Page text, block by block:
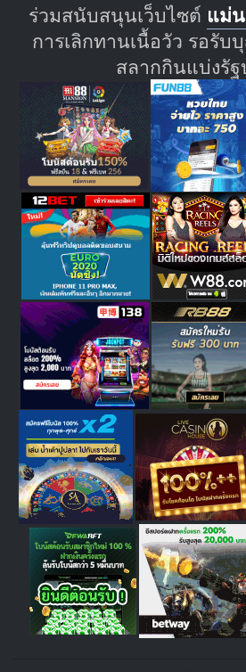
ร่วมสนับสนุนเว็บไซต์ แม่
การเลิกทานเนื้อวัว รอรั
สลากกินแบ่งรั